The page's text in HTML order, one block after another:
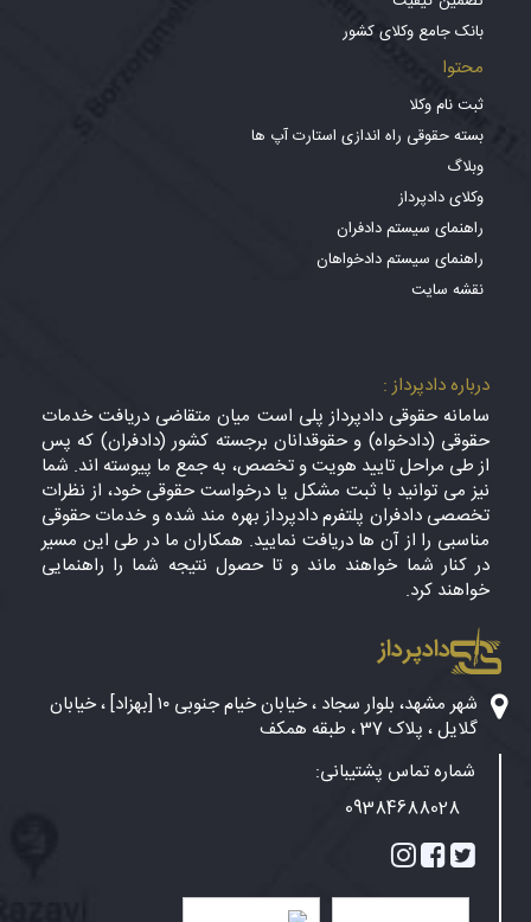
بانک جامع وکلای کشور
محتوا
ثبت نام وکلا
بسته حقوقی راه اندازی استارت آپ ها
وبلاگ
وکلای دادپرداز
راهنمای سیستم دادفران
راهنمای سیستم دادخواهان
نقشه سایت
درباره دادپرداز :
سامانه حقوقی دادپرداز پلی است میان متقاضی دریافت خدمات
حقوقی (دادخواه) و حقوقدانان برجسته کشور (دادفران) که پس
از طی مراحل تایید هویت و تخصص، به جمع ما پیوسته اند. شما
نیز می توانید با ثبت مشکل یا درخواست حقوقی خود، از نظرات
تخصصی دادفران پلتفرم دادپرداز بهره مند شده و خدمات حقوقی
مناسبی را از آن ها دریافت نمایید. همکاران ما در طی این مسیر
در کنار شما خواهند ماند و تا حصول نتیجه شما را راهنمایی
خواهند کرد.
دادپرداز
شهر مشهد، بلوار سجاد ، خیابان خیام جنوبی ۱۰ [بهزاد] ، خیابان
گلایل ، پلاک 37 ، طبقه همکف
شماره تماس پشتیبانی:
09384688028